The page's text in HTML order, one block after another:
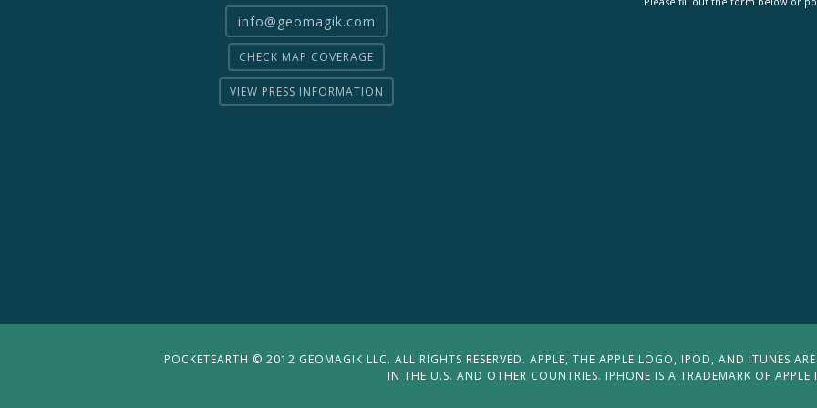
info@geomagik.com
CHECK MAP COVERAGE
VIEW PRESS INFORMATION
POCKETEARTH © 2012 GEOMAGIK LLC. ALL RIGHTS RESERVED. APPLE, THE APPLE LOGO, IPOD, AND ITUNES
IN THE U.S. AND OTHER COUNTRIES. IPHONE IS A TRADEMARK OF APPLE